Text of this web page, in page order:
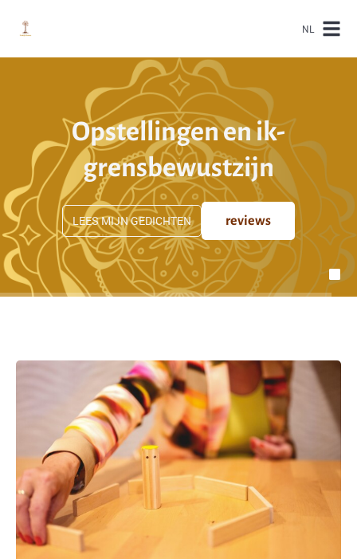
NL
Opstellingen en ik-
grensbewustzijn
LEES MIJN GEDICHTEN reviews